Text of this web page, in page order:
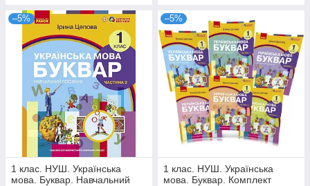
–5%
1 клас. НУШ. Українська
мова. Буквар. Навчальний
–5%
1 клас. НУШ. Українська
мова. Буквар. Комплект